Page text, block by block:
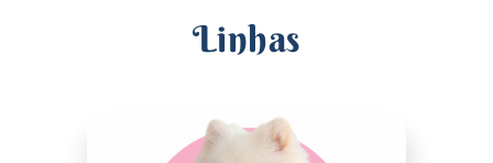
Linhas